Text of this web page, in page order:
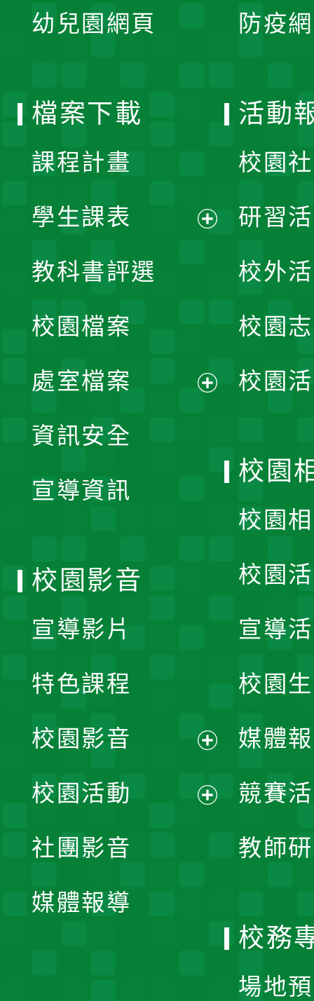
幼兒園網頁 防疫
檔案下載
課程計畫
學生課表
單
教科書評選
校園檔案
處室檔案
資訊安全
宣導資訊
活動
校園
研習
校外
校園
校園
校園
校園
校園
宣導
校園
媒體
競賽
教師
校園影音
宣導影片
特色課程
校園影音
開
校園活動
社團影音
媒體報導
校務
場地